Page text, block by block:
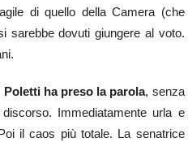
di quello della Camera (che
sarebbe dovuti giungere al voto.
ha preso la parola, senza
Immediatamente urla e
il caos più totale. La senatrice